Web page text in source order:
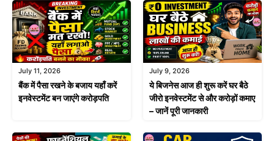
July 11, 2026
बैंक में पैसा रखने के बजाय यहाँ करें
इनवेस्टमेंट बन जाएंगे करोड़पति
July 9, 2026
ये बिजनेस आज ही शुरू करें घर बैठे
जीरो इनवेस्टमेंट से और करोड़ों कमाए
– जानें पूरी जानकारी